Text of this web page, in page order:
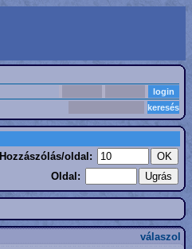
Hozzászólás/oldal:
Oldal:
válaszol